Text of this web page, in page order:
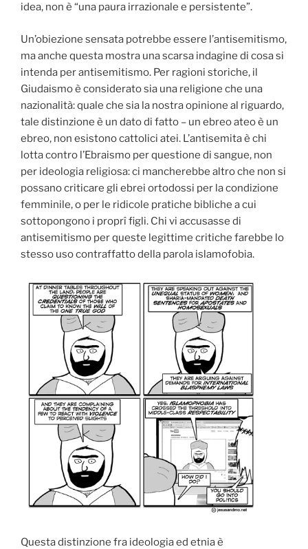
idea, non è “una paura irrazionale e persistente”.
Un’obiezione sensata potrebbe essere l’antisemitismo,
ma anche questa mostra una scarsa indagine di cosa si
intenda per antisemitismo. Per ragioni storiche, il
Giudaismo è considerato sia una religione che una
nazionalità: quale che sia la nostra opinione al riguardo,
tale distinzione è un dato di fatto – un ebreo ateo è un
ebreo, non esistono cattolici atei. L’antisemita è chi
lotta contro l’Ebraismo per questione di sangue, non
per ideologia religiosa: ci mancherebbe altro che non si
possano criticare gli ebrei ortodossi per la condizione
femminile, o per le ridicole pratiche bibliche a cui
sottopongono i proprî figli. Chi vi accusasse di
antisemitismo per queste legittime critiche farebbe lo
stesso uso contraffatto della parola islamofobia.
Questa distinzione fra ideologia ed etnia è